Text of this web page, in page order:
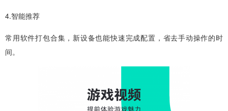
4.智能推荐
常用软件打包合集，新设备也能快速完成配置，省去手动操作的时
间。